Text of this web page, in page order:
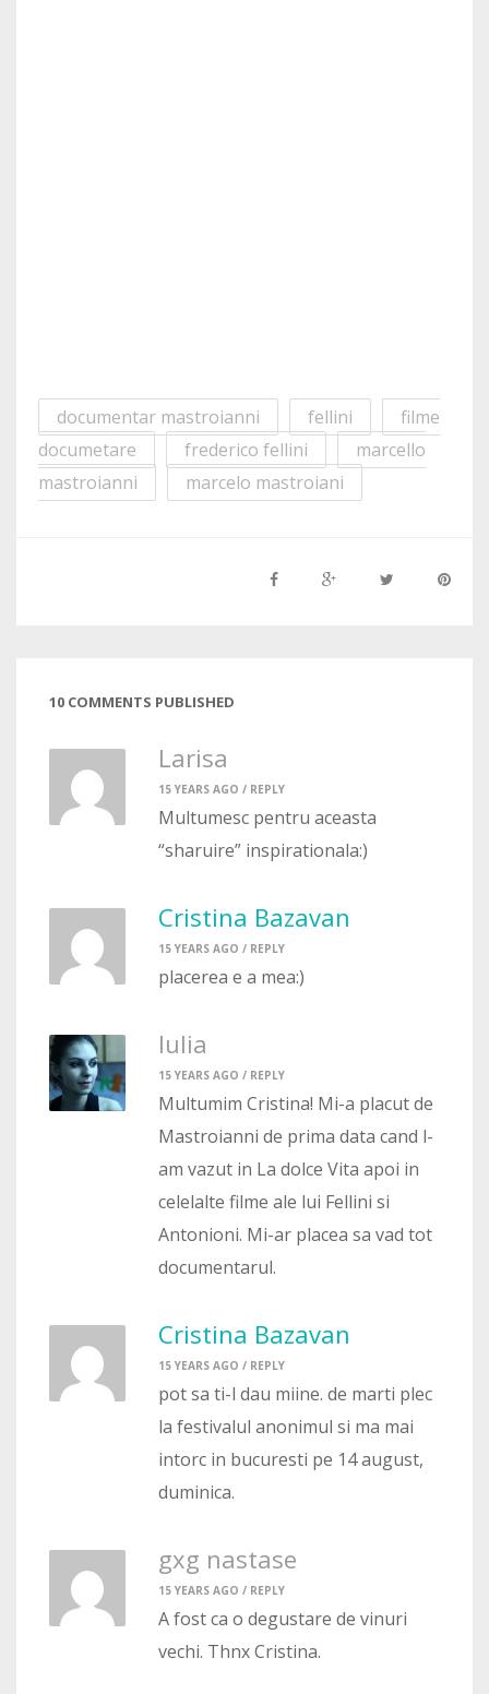
documentar mastroianni fellini
filme
documetare
frederico fellini
marcello
mastroianni
marcelo mastroiani
10 COMMENTS PUBLISHED
Larisa
15 YEARS AGO / REPLY
Multumesc pentru aceasta
“sharuire” inspirationala:)
Cristina Bazavan
15 YEARS AGO / REPLY
placerea e a mea:)
Iulia
15 YEARS AGO / REPLY
Multumim Cristina! Mi-a placut de
Mastroianni de prima data cand l-
am vazut in La dolce Vita apoi in
celelalte filme ale lui Fellini si
Antonioni. Mi-ar placea sa vad tot
documentarul.
Cristina Bazavan
15 YEARS AGO / REPLY
pot sa ti-l dau miine. de marti plec
la festivalul anonimul si ma mai
intorc in bucuresti pe 14 august,
duminica.
gxg nastase
15 YEARS AGO / REPLY
A fost ca o degustare de vinuri
vechi. Thnx Cristina.